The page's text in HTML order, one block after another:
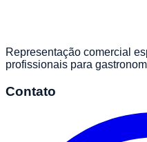
Representação comercial
profissionais para
Contato